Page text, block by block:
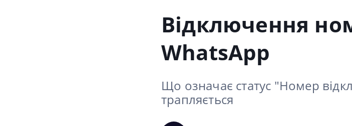
Відключення
WhatsApp
Що означає статус "Номер
трапляється